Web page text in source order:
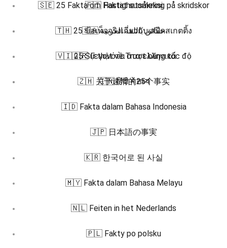
🇸🇪 25 Fakta om Hastighetsåkning på skridskor
🇹🇭 25 ข้อเท็จจริงเกี่ยวกับ สปีดสเกตติ้ง
🇻🇮 25 Sự thật về Trượt băng tốc độ
🇿🇭 关于速滑的25个事实
🇫🇮 Faktat suomeksi
🇸🇦 حقائق باللغة العربية
🇬🇷 Γεγονότα στα ελληνικά
🇮🇳 हिंदी में तथ्य
🇮🇩 Fakta dalam Bahasa Indonesia
🇯🇵 日本語の事実
🇰🇷 한국어로 된 사실
🇲🇾 Fakta dalam Bahasa Melayu
🇳🇱 Feiten in het Nederlands
🇵🇱 Fakty po polsku